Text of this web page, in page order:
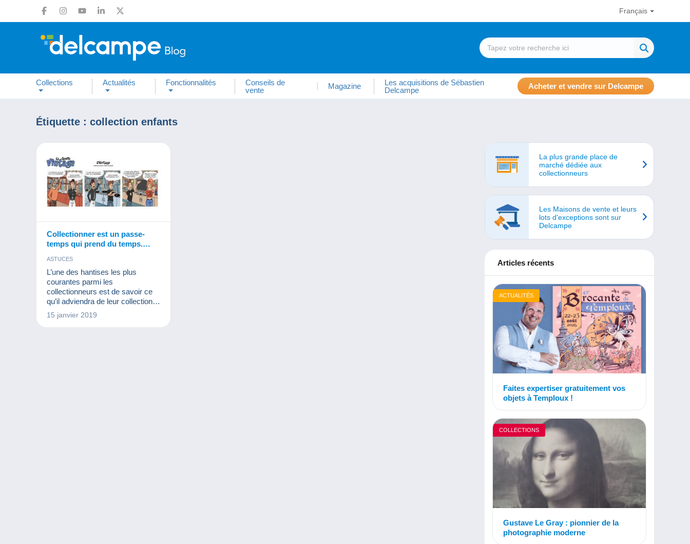
Français
Collections Actualités Fonctionnalités
Conseils de
vente
Magazine
Les acquisitions de Sébastien
Delcampe
Acheter et vendre sur Delcampe
Étiquette : collection enfants
Collectionner est un passe-
temps qui prend du temps.
passion avec la nouvelle
génération ?
ASTUCES
L’une des hantises les plus
courantes parmi les
collectionneurs est de savoir ce
qu’il adviendra de leur collection
après leur mort. Très souvent, ils
n’ont pas spécialement dans leur
15 janvier 2019
La plus grande place de
marché dédiée aux
collectionneurs
Les Maisons de vente et leurs
lots d'exceptions sont sur
Delcampe
Articles récents
ACTUALITÉS
Faites expertiser gratuitement vos
objets à Temploux !
COLLECTIONS
Gustave Le Gray : pionnier de la
photographie moderne